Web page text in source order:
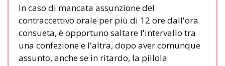
In caso di mancata assunzione del
contraccettivo orale per più di 12 ore dall'ora
consueta, è opportuno saltare l'intervallo tra
una confezione e l'altra, dopo aver comunque
assunto, anche se in ritardo, la pillola